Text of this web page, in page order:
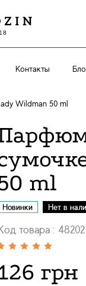
Контакты
Wildman 50 ml
ml
Новинки Нет в
товара :
грн